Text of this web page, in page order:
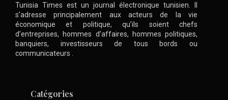
Tunisia Times est un journal électronique tunisien. Il
s’adresse principalement aux acteurs de la vie
économique et politique, qu’ils soient chefs
d’entreprises, hommes d’affaires, hommes politiques,
banquiers, investisseurs de tous bords ou
communicateurs .
Catégories